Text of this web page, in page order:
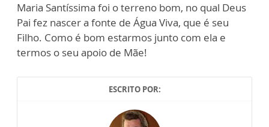
Maria Santíssima foi o terreno bom, no qual Deus
Pai fez nascer a fonte de Água Viva, que é seu
Filho. Como é bom estarmos junto com ela e
termos o seu apoio de Mãe!
ESCRITO POR: